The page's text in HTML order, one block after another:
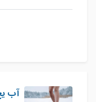
آب